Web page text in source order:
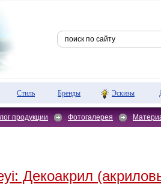
Стиль Бренды Эскизы
продукции Фотогалерея
Декоакрил